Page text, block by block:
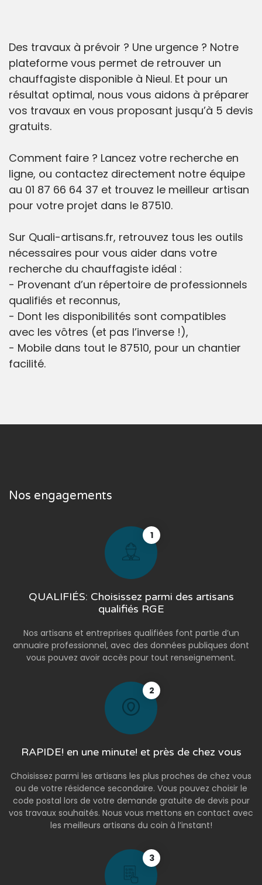
Des travaux à prévoir ? Une urgence ? Notre
plateforme vous permet de retrouver un
chauffagiste disponible à Nieul. Et pour un
résultat optimal, nous vous aidons à préparer
vos travaux en vous proposant jusqu’à 5 devis
gratuits.
Comment faire ? Lancez votre recherche en
ligne, ou contactez directement notre équipe
au 01 87 66 64 37 et trouvez le meilleur artisan
pour votre projet dans le 87510.
Sur Quali-artisans.fr, retrouvez tous les outils
nécessaires pour vous aider dans votre
recherche du chauffagiste idéal :
- Provenant d’un répertoire de professionnels
qualifiés et reconnus,
- Dont les disponibilités sont compatibles
avec les vôtres (et pas l’inverse !),
- Mobile dans tout le 87510, pour un chantier
facilité.
Nos engagements
1
QUALIFIÉS: Choisissez parmi des artisans
qualifiés RGE
Nos artisans et entreprises qualifiées font partie d’un
annuaire professionnel, avec des données publiques dont
vous pouvez avoir accès pour tout renseignement.
2
RAPIDE! en une minute! et près de chez vous
Choisissez parmi les artisans les plus proches de chez vous
ou de votre résidence secondaire. Vous pouvez choisir le
code postal lors de votre demande gratuite de devis pour
vos travaux souhaités. Nous vous mettons en contact avec
les meilleurs artisans du coin à l’instant!
3